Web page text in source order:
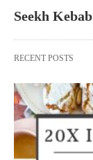
Seekh
RECENT POSTS